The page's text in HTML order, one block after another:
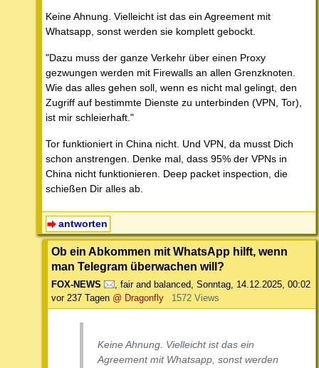
Keine Ahnung. Vielleicht ist das ein Agreement mit
Whatsapp, sonst werden sie komplett gebockt.
"Dazu muss der ganze Verkehr über einen Proxy
gezwungen werden mit Firewalls an allen Grenzknoten.
Wie das alles gehen soll, wenn es nicht mal gelingt, den
Zugriff auf bestimmte Dienste zu unterbinden (VPN, Tor),
ist mir schleierhaft."
Tor funktioniert in China nicht. Und VPN, da musst Dich
schon anstrengen. Denke mal, dass 95% der VPNs in
China nicht funktionieren. Deep packet inspection, die
schießen Dir alles ab.
antworten
Ob ein Abkommen mit WhatsApp hilft, wenn
man Telegram überwachen will?
FOX-NEWS , fair and balanced, Sonntag, 14.12.2025, 00:02
vor 237 Tagen @ Dragonfly 1572 Views
Keine Ahnung. Vielleicht ist das ein
Agreement mit Whatsapp, sonst werden